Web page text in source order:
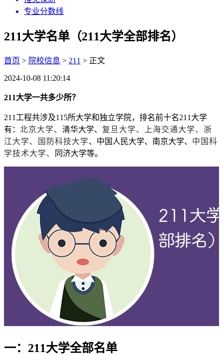
专业分数线
211大学名单（211大学全部排名）
首页 > 院校信息 > 211 > 正文
2024-10-08 11:20:14
211大学一共多少所？
211工程共涉及115所大学和独立学院，排名前十名211大学
有： 北京大学、 清华大学、 复旦大学、 上海交通大学、浙
江大学、国防科技大学、中国人民大学、南京大学、 中国科
学技术大学、
同济大学等。
一：211大学全部名单